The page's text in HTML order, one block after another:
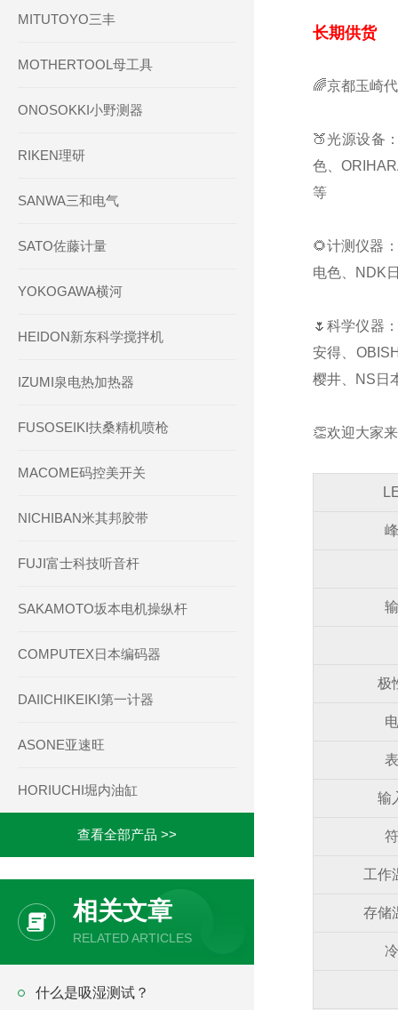
长期供货
🌈京都玉崎
🍑光源设备
色、
等
🌻计测仪器
电色、NDK
🌷科学仪器
安得、
樱井、NS日
👏欢迎大家
极
输
工作
存储
MITUTOYO三丰
MOTHERTOOL母工具
ONOSOKKI小野测器
RIKEN理研
SANWA三和电气
SATO佐藤计量
YOKOGAWA横河
HEIDON新东科学搅拌机
IZUMI泉电热加热器
FUSOSEIKI扶桑精机喷枪
MACOME码控美开关
NICHIBAN米其邦胶带
FUJI富士科技听音杆
SAKAMOTO坂本电机操纵杆
COMPUTEX日本编码器
DAIICHIKEIKI第一计器
ASONE亚速旺
HORIUCHI堀内油缸
查看全部产品 >>
相关文章
RELATED ARTICLES
什么是吸湿测试？